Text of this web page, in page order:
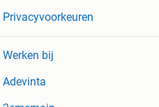
Privacyvoorkeuren
Werken bij
Adevinta